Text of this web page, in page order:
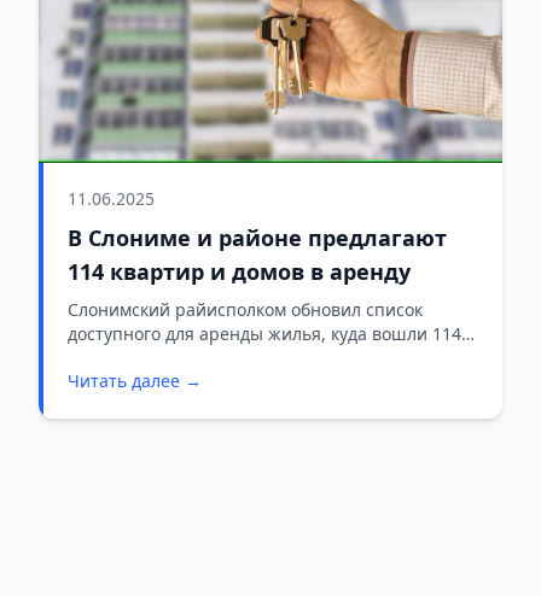
11.06.2025
В Слониме и районе предлагают
114 квартир и домов в аренду
Слонимский райисполком обновил список
доступного для аренды жилья, куда вошли 114
расположены непосредственно в Слониме.
Читать далее →